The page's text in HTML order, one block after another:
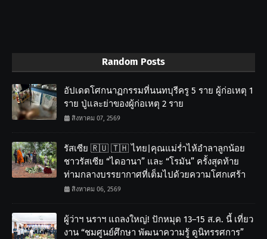
Random Posts
อัปเดตโศกนาฏกรรมที่นนทบุรีครู 5 ราย ผู้ก่อเหตุ 1
ราย ปู่และย่าของผู้ก่อเหตุ 2 ราย
สิงหาคม 07, 2569
รัสเซีย 🇷🇺 🇹🇭 ไทย|คุณแม่ร่ำไห้อำลาลูกน้อย
ชาวรัสเซีย “ไดอานา” และ “โรมัน” ครั้งสุดท้าย
ท่ามกลางบรรยากาศที่เต็มไปด้วยความโศกเศร้า
สิงหาคม 06, 2569
ผู้ว่าฯ นราฯ แถลงใหญ่! ปักหมุด 13–15 ส.ค. นี้ เที่ยว
งาน “ชมศูนย์ศึกษา พัฒนาความรู้ ดูนิทรรศการ”